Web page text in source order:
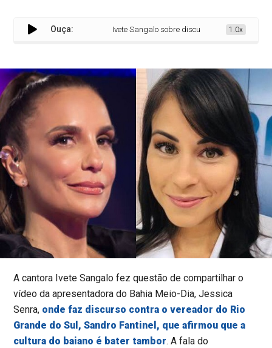
Ouça: Ivete Sangalo sobre discurso de Jessica Senra
1.0x
A cantora Ivete Sangalo fez questão de compartilhar o
vídeo da apresentadora do Bahia Meio-Dia, Jessica
Senra, onde faz discurso contra o vereador do Rio
Grande do Sul, Sandro Fantinel, que afirmou que a
cultura do baiano é bater tambor. A fala do